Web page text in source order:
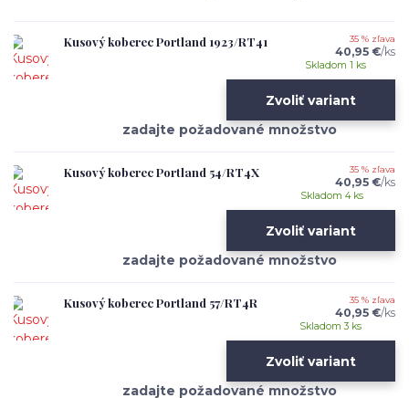
Kusový koberec Portland 1923/RT41 35 % zľava
40,95 €/ks
Skladom 1 ks
Zvoliť variant
Kusový koberec Portland 54/RT4X 35 % zľava
40,95 €/ks
Skladom 4 ks
Zvoliť variant
Kusový koberec Portland 57/RT4R 35 % zľava
40,95 €/ks
Skladom 3 ks
Zvoliť variant